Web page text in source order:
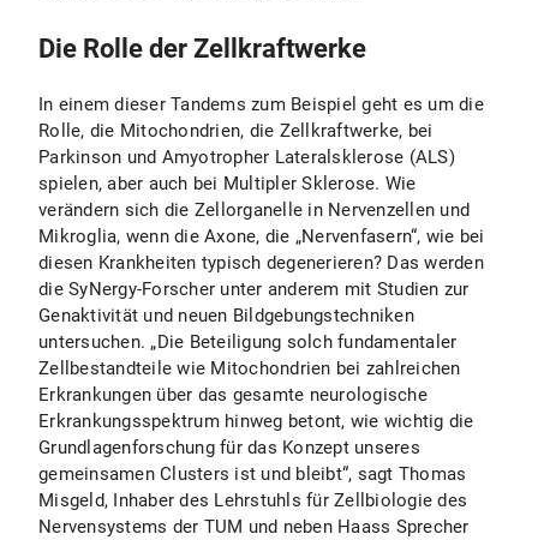
Die Rolle der Zellkraftwerke
In einem dieser Tandems zum Beispiel geht es um die
Rolle, die Mitochondrien, die Zellkraftwerke, bei
Parkinson und Amyotropher Lateralsklerose (ALS)
spielen, aber auch bei Multipler Sklerose. Wie
verändern sich die Zellorganelle in Nervenzellen und
Mikroglia, wenn die Axone, die „Nervenfasern“, wie bei
diesen Krankheiten typisch degenerieren? Das werden
die SyNergy-Forscher unter anderem mit Studien zur
Genaktivität und neuen Bildgebungstechniken
untersuchen. „Die Beteiligung solch fundamentaler
Zellbestandteile wie Mitochondrien bei zahlreichen
Erkrankungen über das gesamte neurologische
Erkrankungsspektrum hinweg betont, wie wichtig die
Grundlagenforschung für das Konzept unseres
gemeinsamen Clusters ist und bleibt“, sagt Thomas
Misgeld, Inhaber des Lehrstuhls für Zellbiologie des
Nervensystems der TUM und neben Haass Sprecher